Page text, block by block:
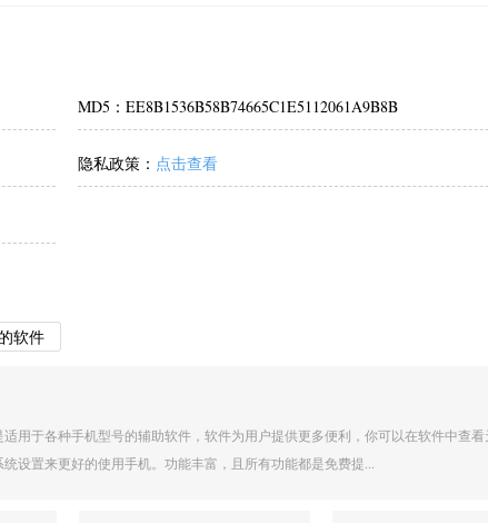
MD5：EE8B1536B58B74665C1E5112061A9B8B
隐私政策： 点击查看
软件
用于各种手机型号的辅助软件，软件为用户提供更多便利，你可以在软件中查
设置来更好的使用手机。功能丰富，且所有功能都是免费提...